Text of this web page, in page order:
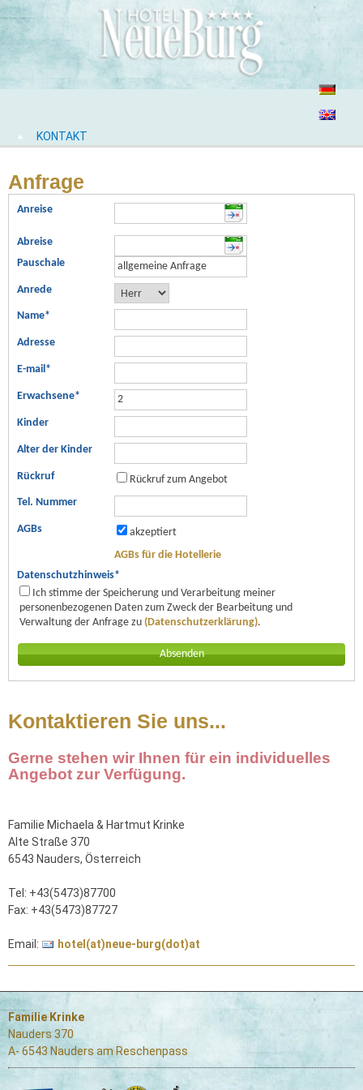
KONTAKT
Anfrage
Anreise
Abreise
Pauschale
Anrede
Name*
Adresse
E-mail*
Erwachsene*
Kinder
Alter der Kinder
Rückruf
Rückruf zum Angebot
Tel. Nummer
AGBs
akzeptiert
AGBs für die Hotellerie
Datenschutzhinweis*
Ich stimme der Speicherung und Verarbeitung meiner
personenbezogenen Daten zum Zweck der Bearbeitung und
Verwaltung der Anfrage zu (Datenschutzerklärung).
Kontaktieren Sie uns...
Gerne stehen wir Ihnen für ein individuelles
Angebot zur Verfügung.
Familie Michaela & Hartmut Krinke
Alte Straße 370
6543 Nauders, Österreich
Tel: +43(5473)87700
Fax: +43(5473)87727
Email: hotel(at)neue-burg(dot)at
Familie Krinke
Nauders 370
A- 6543 Nauders am Reschenpass